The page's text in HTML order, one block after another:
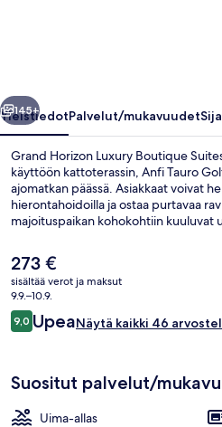
Seuraava
145+
YleistiedotPalvelut/mukavuudet
Grand Horizon Luxury Boutique
käyttöön kattoterassin, Anfi Tauro
ajomatkan päässä. Asiakkaat voivat
hierontahoidoilla ja ostaa purtavaa
majoituspaikan kohokohtiin kuuluvat
espressokoneet ja memory foam -
untuvapeitot.
Nykyinen
hinta
on
273 €
273 €
sisältää verot ja maksut
9.9.–10.9.
Arvostelut
9,09,0 kautta 10.
UpeaNäytä kaikki 46
Suositut palvelut/
Uima-allas